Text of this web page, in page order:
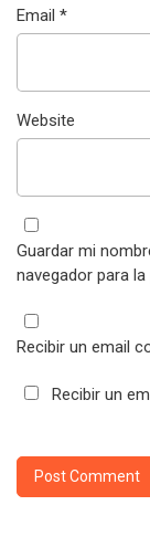
Email *
Website
Guardar mi
navegador para
Recibir un email
Recibir un